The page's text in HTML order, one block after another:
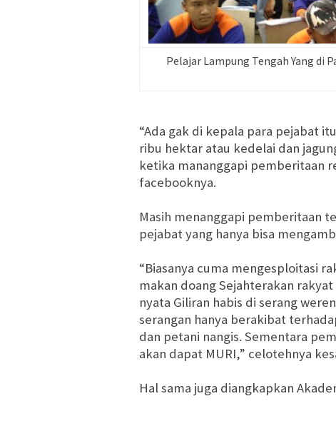
Pelajar Lampung Tengah Yang di
“Ada gak di kepala para pejabat
ribu hektar atau kedelai dan
ketika mananggapi pemberitaan
facebooknya.
Masih menanggapi pemberitaan
pejabat yang hanya bisa
“Biasanya cuma mengesploitasi
makan doangSejahterakan
nyata Giliran habis di serang
serangan hanya berakibat
dan petani nangis. Sementara
akan dapat MURI,” celotehnya
Hal sama juga diangkapkan